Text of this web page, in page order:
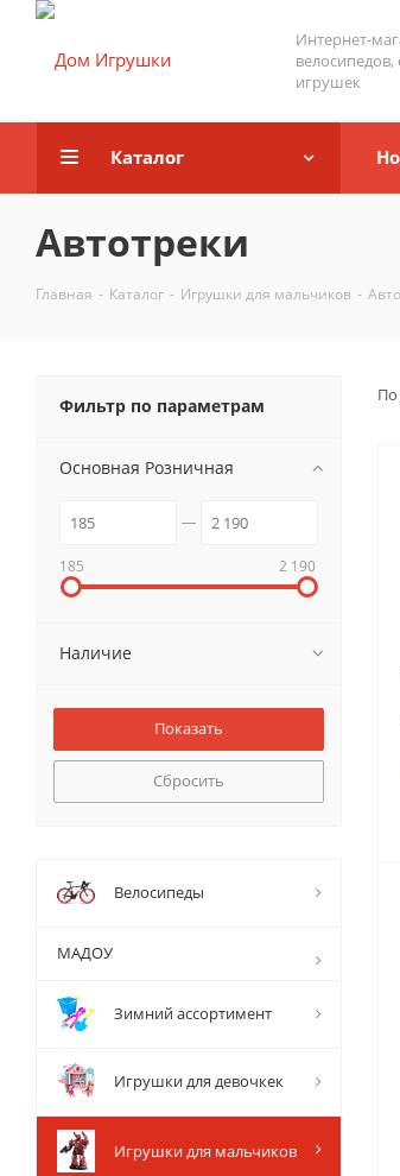
Интернет-
велосипедов,
игрушек
Каталог
Автотреки
Главная - Каталог - Игрушки для мальчиков -
Фильтр по параметрам
Основная Розничная
185 2 190
Наличие
Сбросить
Велосипеды
МАДОУ
Зимний ассортимент
Игрушки для девочкек
Игрушки для мальчиков